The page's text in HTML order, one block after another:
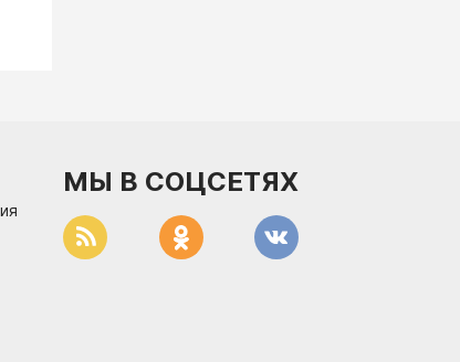
МЫ В СОЦСЕТЯХ